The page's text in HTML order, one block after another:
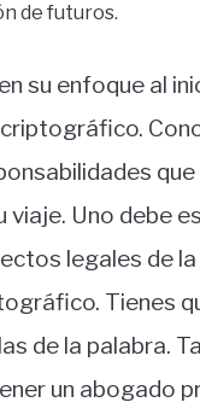
de futuros.
su enfoque al
viaje. Uno debe
legales de
Tienes
de la palabra.
un abogado